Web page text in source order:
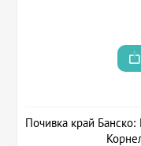
Почивка край